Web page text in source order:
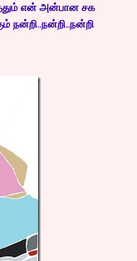
என் அன்பான சக
நன்றி..நன்றி..நன்றி